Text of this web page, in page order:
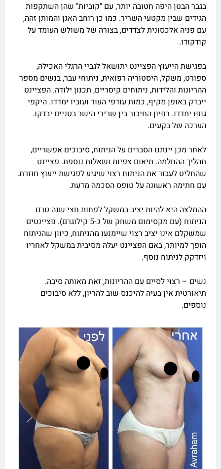
בגבר הבטן היפה חטובה יותר, עם "קוביות" שהן השתקפות
הגידים שבין מקטעי השריר. כמו כן רוחב האגן והמותן זהה,
עם פניה אלכסונית לצדדים, בצורה של משולש העומד על
קודקודו.
בפגישת הייעוץ הפציינט יתושאל לגביי הרגלי האכילה,
ספורט, משקל, היסטוריה רפואית, ניתוחי עבר, בנשים מספר
ההריונות והלידות, ניתוחים קיסריים, תכנון ילודה. הפציינט
ייבדק באופן מקיף, כמות עודפי העור ועוביו ימדדו. היקפי
גופו ימדדו. רפיון החיבור בין שרירי הישר בטניים יבדקו.
הערכה של בקעים.
לאחר מכן יינתנו הסברים על הניתוח, סיבוכים אפשריים,
תהליך ההחלמה. תיאום צפיות ושאלות נוספת. פציינט
שהחליט לעבור את הניתוח רצוי שיגיע לפגישת ייעוץ חוזרת.
עם חתימה ראשונה על טופס הסכמה מדעת.
ההמלצה היא להיות יציב במשקל לפחות חצי שנה טרם
הניתוח (עם מקסימום משחק של כ-5 קילוגרם). פציינטים
שמשקלם אינו יציב רצוי שיימנעו מהניתוח, כיוון שהניתוח
הופך למיותר, באם הפציינט יעלה מסיבית במשקל לאחריו
ויזדקק לניתוח נוסף.
נשים – רצוי לסיים עם ההריונות, זאת מאותה סיבה.
תיאורטית אין בעיה להיכנס שוב להריון, ללא סיבוכים
נוספים.